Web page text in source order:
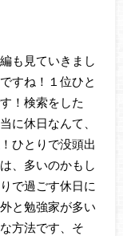
も見ていきまし
すね！１位ひと
！検索をした
に休日なんて、
ひとりで没頭出
、多いのかもし
で過ごす休日に
と勉強家が多い
方法です、そ